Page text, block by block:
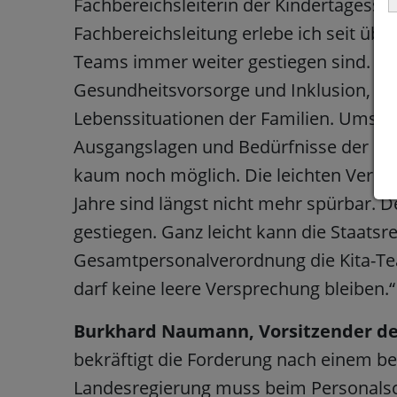
Fachbereichsleiterin der
Fachbereichsleitung erlebe ich seit
Teams immer weiter gestiegen sind.
Gesundheitsvorsorge und Inklusion,
Lebenssituationen der Familien.
Ausgangslagen und Bedürfnisse der
kaum noch möglich. Die leichten
Jahre sind längst nicht mehr spürbar.
gestiegen. Ganz leicht kann die
Gesamtpersonalverordnung die Kita-
darf keine leere Versprechung bleiben.“
Burkhard Naumann, Vorsitzender
bekräftigt die Forderung nach einem
Landesregierung muss beim